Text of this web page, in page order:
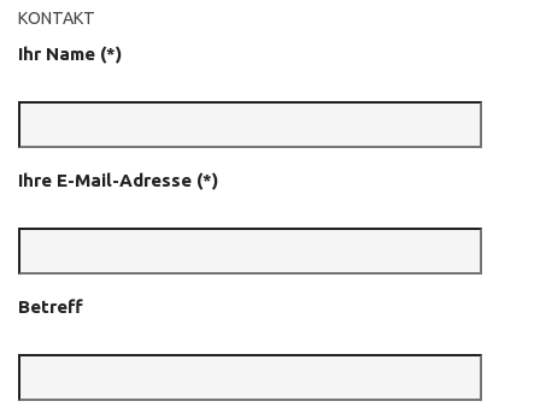
KONTAKT
Ihr Name (*)
Ihre E-Mail-Adresse (*)
Betreff